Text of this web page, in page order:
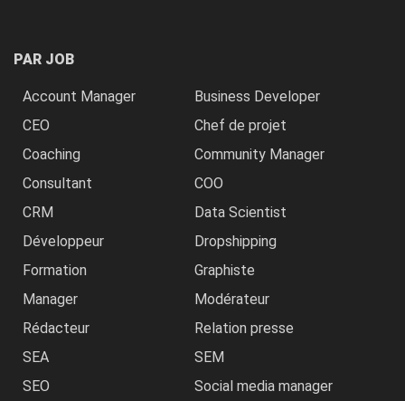
PAR JOB
Account Manager
Business Developer
CEO
Chef de projet
Coaching
Community Manager
Consultant
COO
CRM
Data Scientist
Développeur
Dropshipping
Formation
Graphiste
Manager
Modérateur
Rédacteur
Relation presse
SEA
SEM
SEO
Social media manager